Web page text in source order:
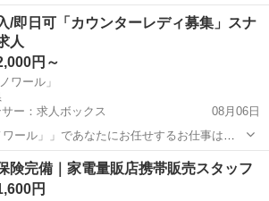
員登用制度もあるので、ゆくゆくは社員に
社不要！カンタン電話登
長
/即日可「カウンターレディ募集」スナ
人
円～
ワール」
ー：求人ボックス
08月06日
ワール」」であなたにお任せするお仕事はこ
でご挨拶 簡単なお酒を作ってお渡し 一緒に
にっこり笑ってお送り 難しいことはひとつも
んもご安...
険完備｜家電量販店携帯販売スタッフ
円